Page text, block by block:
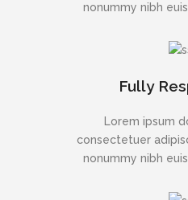
nonummy nibh
Fully
Lorem ipsum
consectetuer
nonummy nibh